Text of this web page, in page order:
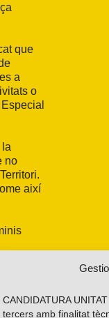
CANDIDATURA
tercers amb finalitat
que
a
o
no
així
per